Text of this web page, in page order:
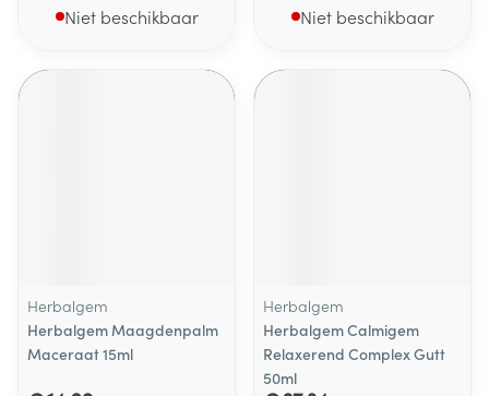
Niet beschikbaar Niet beschikbaar
Herbalgem
Herbalgem Maagdenpalm
Maceraat 15ml
Herbalgem
Herbalgem Calmigem
Relaxerend Complex Gutt
50ml